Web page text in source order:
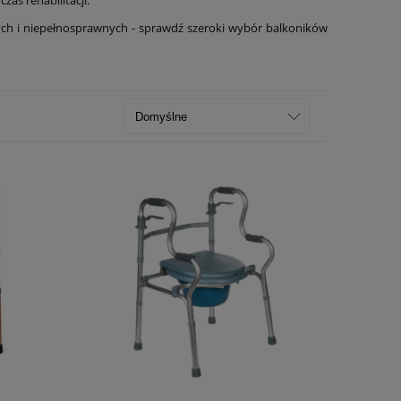
i niepełnosprawnych - sprawdź szeroki wybór balkoników